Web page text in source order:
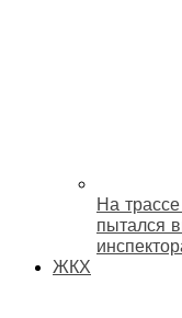
На
пытался
ЖКХ